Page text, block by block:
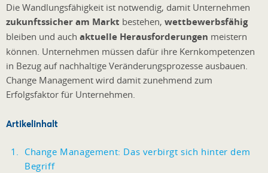
Die Wandlungsfähigkeit ist notwendig, damit Unternehmen
zukunftssicher am Markt bestehen, wettbewerbsfähig
bleiben und auch aktuelle Herausforderungen meistern
können. Unternehmen müssen dafür ihre Kernkompetenzen
in Bezug auf nachhaltige Veränderungsprozesse ausbauen.
Change Management wird damit zunehmend zum
Erfolgsfaktor für Unternehmen.
Artikelinhalt
Change Management: Das verbirgt sich hinter dem
Begriff